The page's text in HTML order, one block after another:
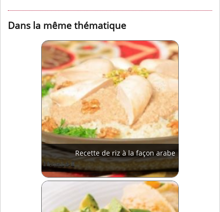
Dans la même thématique
Recette de riz à la façon arabe